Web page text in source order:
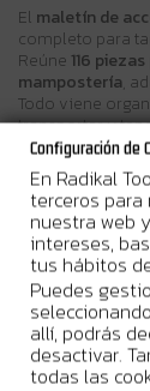
El maletín de
completo para
Reúne 116 piezas
mampostería,
Todo viene
transportar y
Cantidad:
Brocas para
Brocas para
Brocas para
mampostería:
Configuración de
En Radikal
terceros para
nuestra web
intereses,
tus hábitos
Puedes
allí, podrás
desactivar.
todas las